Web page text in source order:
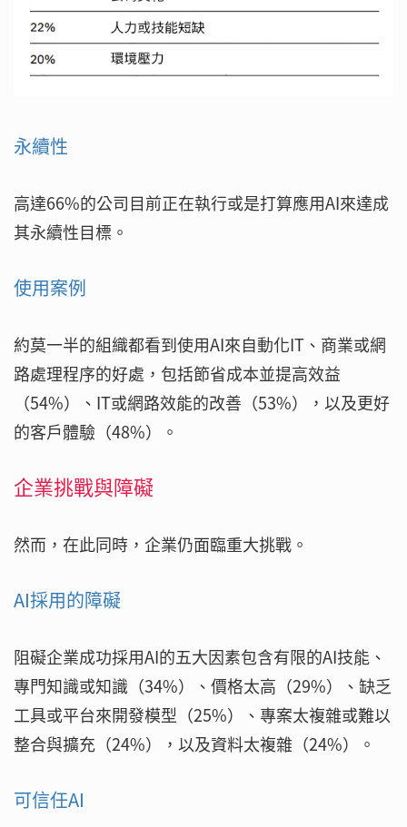
永續性
高達66%的公司目前正在執行或是打算應用AI來達成
其永續性目標。
使用案例
約莫一半的組織都看到使用AI來自動化IT、商業或網
路處理程序的好處，包括節省成本並提高效益
（54%）、IT或網路效能的改善（53%），以及更好
的客戶體驗（48%）。
企業挑戰與障礙
然而，在此同時，企業仍面臨重大挑戰。
AI採用的障礙
阻礙企業成功採用AI的五大因素包含有限的AI技能、
專門知識或知識（34%）、價格太高（29%）、缺乏
工具或平台來開發模型（25%）、專案太複雜或難以
整合與擴充（24%），以及資料太複雜（24%）。
可信任AI